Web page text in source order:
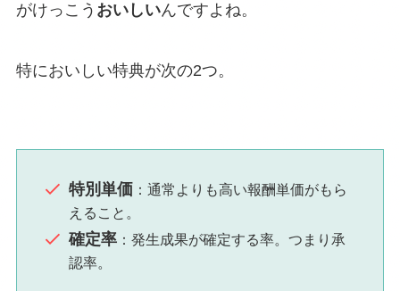
がけっこう おいしいんですよね。
特においしい特典が次の2つ。
特別単価 ：通常よりも高い報酬単価がもら
えること。
確定率 ：発生成果が確定する率。つまり承
認率。